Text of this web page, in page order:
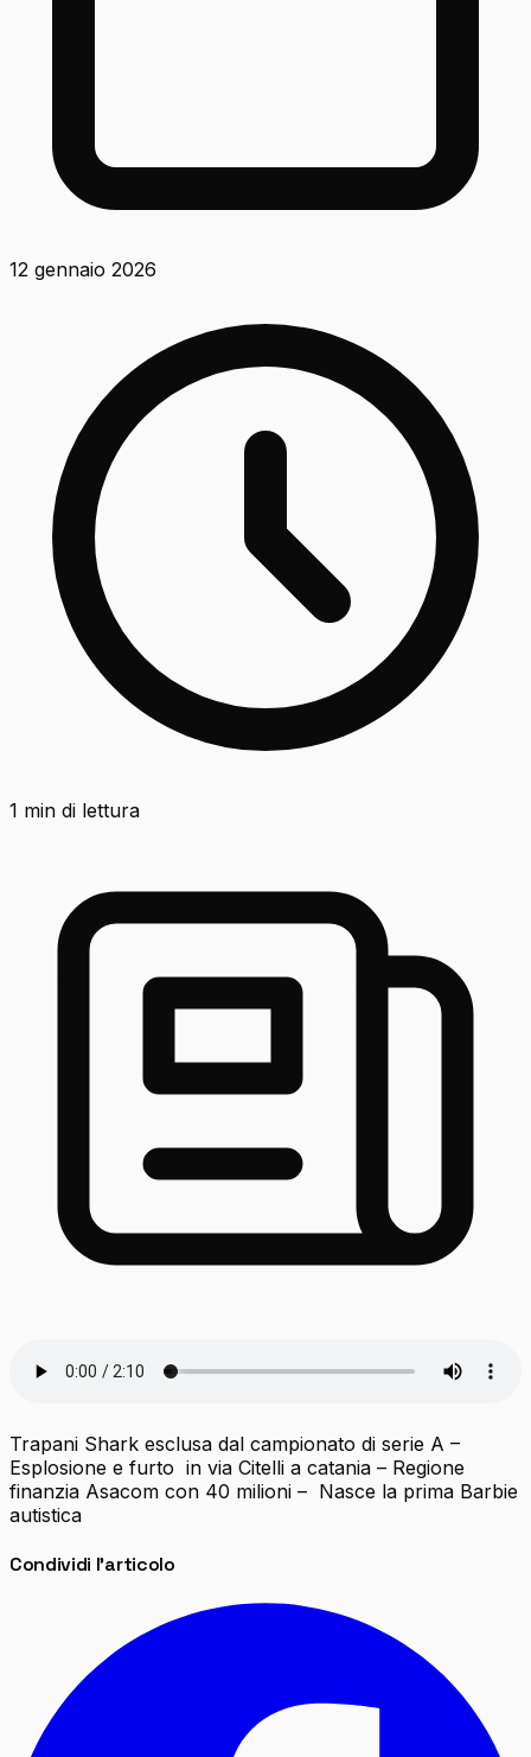
12 gennaio 2026
1 min di lettura
Trapani Shark esclusa dal campionato di serie A –
Esplosione e furto in via Citelli a catania – Regione
finanzia Asacom con 40 milioni – Nasce la prima Barbie
autistica
Condividi l'articolo